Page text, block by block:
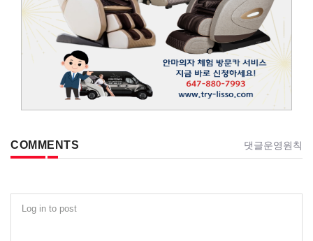
COMMENTS 댓글운영원칙
Log in to post